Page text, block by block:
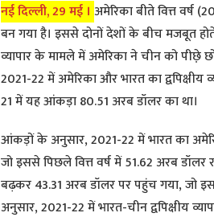
नई दिल्ली, 29 मई । अमेरिका बीते वित्त वर्ष
बन गया है। इससे दोनों देशों के बीच मजबूत
व्यापार के मामले में अमेरिका ने चीन को पीछ़े
2021-22 में अमेरिका और भारत का
21 में यह आंकड़ा 80.51 अरब डॉलर का था।
आंकड़ों के अनुसार, 2021-22 में भारत का
जो इससे पिछले वित्त वर्ष में 51.62 अरब डॉलर
बढ़कर 43.31 अरब डॉलर पर पहुंच गया, जो
अनुसार, 2021-22 में भारत-चीन द्वपिक्षीय